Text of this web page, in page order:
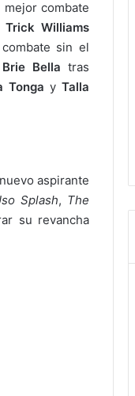
combate
Trick Williams
sin el
Brie Bella tras
Tonga yTalla
aspirante
Splash, The
su revancha